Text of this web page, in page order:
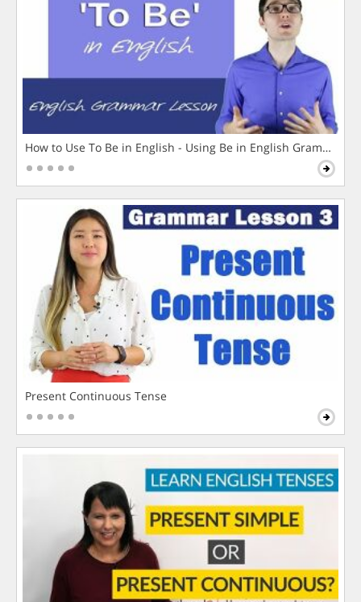
How to Use To Be in English - Using Be in English Grammar
Present Continuous Tense